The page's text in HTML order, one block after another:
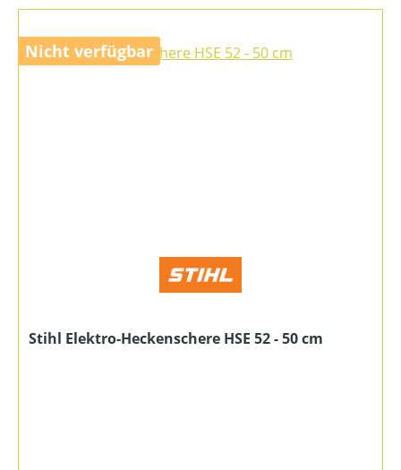
Nicht verfügbar
Stihl Elektro-Heckenschere HSE 52 - 50 cm